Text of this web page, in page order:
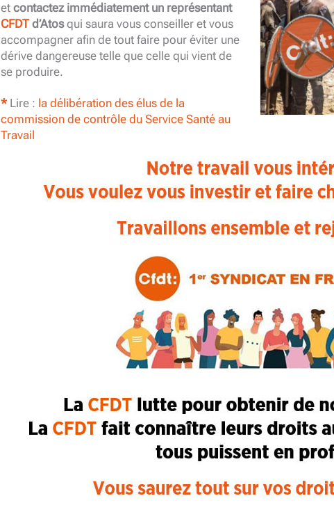
et contactez immédiatement un représentant
CFDTd’Atosqui saura vous conseiller et vous
accompagner afin de tout faire pour éviter une
dérive dangereuse telle que celle qui vient de
se produire.
*Lire : la délibération des élus de la
commission de contrôle du Service Santé au
Travail